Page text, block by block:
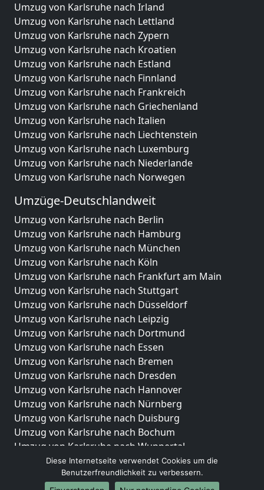
Umzug von Karlsruhe nach Irland
Umzug von Karlsruhe nach Lettland
Umzug von Karlsruhe nach Zypern
Umzug von Karlsruhe nach Kroatien
Umzug von Karlsruhe nach Estland
Umzug von Karlsruhe nach Finnland
Umzug von Karlsruhe nach Frankreich
Umzug von Karlsruhe nach Griechenland
Umzug von Karlsruhe nach Italien
Umzug von Karlsruhe nach Liechtenstein
Umzug von Karlsruhe nach Luxemburg
Umzug von Karlsruhe nach Niederlande
Umzug von Karlsruhe nach Norwegen
Umzüge-Deutschlandweit
Umzug von Karlsruhe nach Berlin
Umzug von Karlsruhe nach Hamburg
Umzug von Karlsruhe nach München
Umzug von Karlsruhe nach Köln
Umzug von Karlsruhe nach Frankfurt am Main
Umzug von Karlsruhe nach Stuttgart
Umzug von Karlsruhe nach Düsseldorf
Umzug von Karlsruhe nach Leipzig
Umzug von Karlsruhe nach Dortmund
Umzug von Karlsruhe nach Essen
Umzug von Karlsruhe nach Bremen
Umzug von Karlsruhe nach Dresden
Umzug von Karlsruhe nach Hannover
Umzug von Karlsruhe nach Nürnberg
Umzug von Karlsruhe nach Duisburg
Umzug von Karlsruhe nach Bochum
Umzug von Karlsruhe nach Wuppertal
Umzug von Karlsruhe nach Bielefeld
Umzug von Karlsruhe nach Bonn
Diese Internetseite verwendet Cookies um die
Benutzerfreundlichkeit zu verbessern.